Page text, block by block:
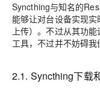
Syncthing与知名的
能够让对台设备实现
上传）。不过从其功
工具，不过并不妨碍我
2.1. Syncthing下载